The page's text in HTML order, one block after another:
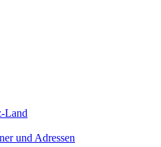
Land
und Adressen